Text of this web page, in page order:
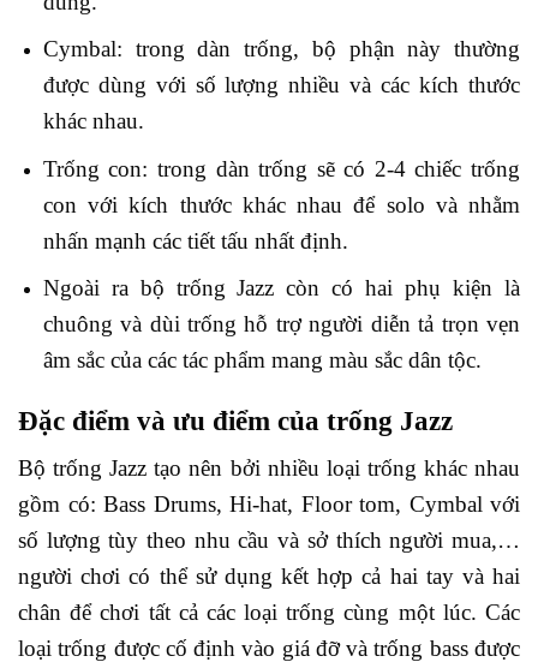
Cymbal: trong dàn trống, bộ phận này thường
được dùng với số lượng nhiều và các kích thước
khác nhau.
Trống con: trong dàn trống sẽ có 2-4 chiếc trống
con với kích thước khác nhau để solo và nhằm
nhấn mạnh các tiết tấu nhất định.
Ngoài ra bộ trống Jazz còn có hai phụ kiện là
chuông và dùi trống hỗ trợ người diễn tả trọn vẹn
âm sắc của các tác phẩm mang màu sắc dân tộc.
Đặc điểm và ưu điểm của trống Jazz
Bộ trống Jazz tạo nên bởi nhiều loại trống khác nhau
gồm có: Bass Drums, Hi-hat, Floor tom, Cymbal với
số lượng tùy theo nhu cầu và sở thích người mua,…
người chơi có thể sử dụng kết hợp cả hai tay và hai
chân để chơi tất cả các loại trống cùng một lúc. Các
loại trống được cố định vào giá đỡ và trống bass được